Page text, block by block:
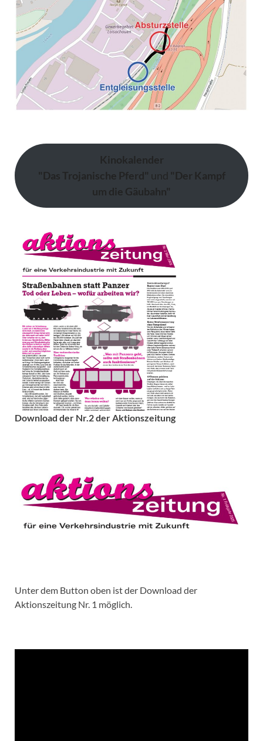
Kinokalender
"Das Trojanische Pferd" und "Der Kampf
um die Gäubahn"
Download der Nr.2 der Aktionszeitung
Unter dem Button oben ist der Download der
Aktionszeitung Nr. 1 möglich.